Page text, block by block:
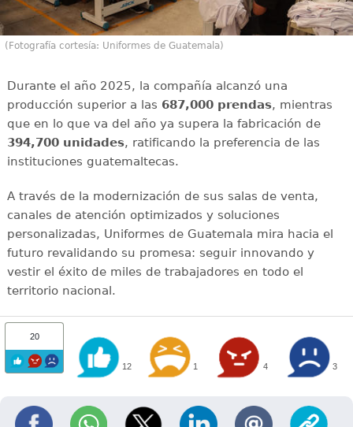
(Fotografía cortesía: Uniformes de Guatemala)
Durante el año 2025, la compañía alcanzó una
producción superior a las 687,000 prendas, mientras
que en lo que va del año ya supera la fabricación de
394,700 unidades, ratificando la preferencia de las
instituciones guatemaltecas.
A través de la modernización de sus salas de venta,
canales de atención optimizados y soluciones
personalizadas, Uniformes de Guatemala mira hacia el
futuro revalidando su promesa: seguir innovando y
vestir el éxito de miles de trabajadores en todo el
territorio nacional.
20
12 1 4 3